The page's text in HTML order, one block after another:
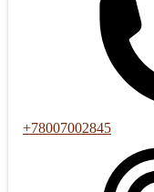
+78007002845